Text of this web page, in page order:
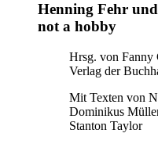
Henning Fehr
not a hobby
Hrsg. von Fanny
Verlag der
Mit Texten von
Dominikus
Stanton Taylor